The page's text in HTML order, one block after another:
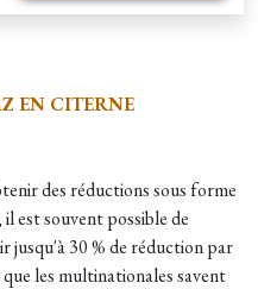
EN CITERNE
des réductions sous forme
est souvent possible de
30 % de réduction par
les multinationales savent